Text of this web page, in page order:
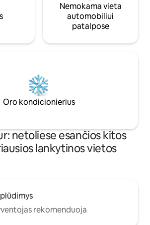
Nemokama vieta
automobiliui
patalpose
Oro kondicionierius
netoliese esančios kitos
lankytinos vietos
rekomenduoja